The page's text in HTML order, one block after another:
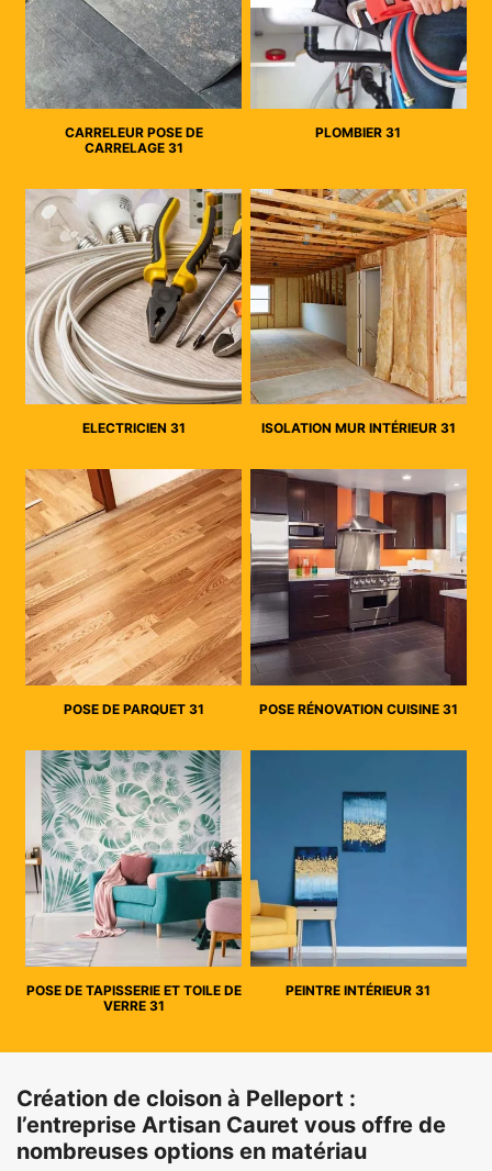
CARRELEUR POSE DE
CARRELAGE 31
PLOMBIER 31
ELECTRICIEN 31 ISOLATION MUR INTÉRIEUR 31
POSE DE PARQUET 31 POSE RÉNOVATION CUISINE 31
POSE DE TAPISSERIE ET TOILE DE
VERRE 31
PEINTRE INTÉRIEUR 31
Création de cloison à Pelleport :
l’entreprise Artisan Cauret vous offre de
nombreuses options en matériau